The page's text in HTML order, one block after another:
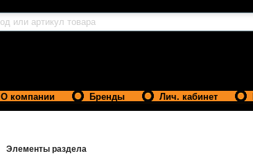
О компании Бренды Лич. кабинет
Элементы раздела